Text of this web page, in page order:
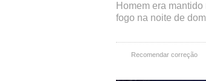
Homem era
fogo na noite de
Recomendar correção